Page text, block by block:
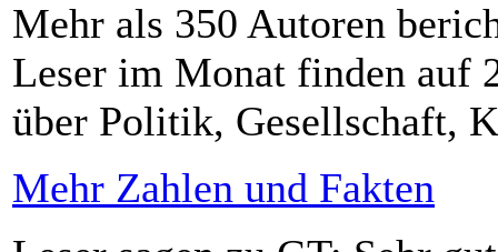
Mehr als 350 Autoren
Leser im Monat finden auf
über Politik, Gesellschaft,
Mehr Zahlen und Fakten